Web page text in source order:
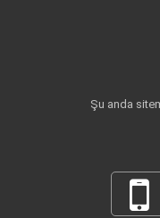
Şu anda